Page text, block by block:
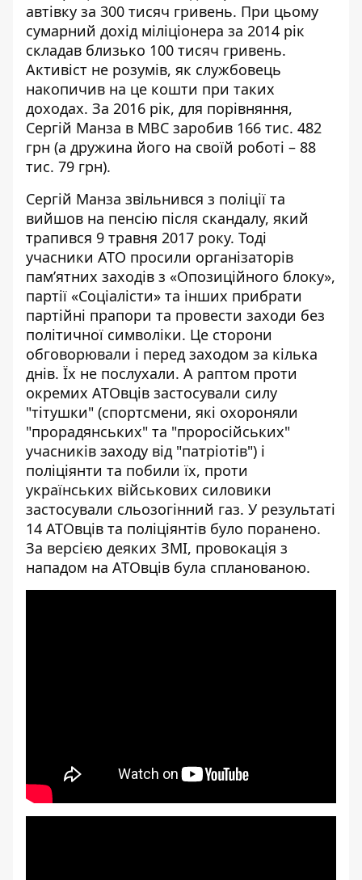
автівку за 300 тисяч гривень. При цьому
сумарний дохід міліціонера за 2014 рік
складав близько 100 тисяч гривень.
Активіст не розумів, як службовець
накопичив на це кошти при таких
доходах. За 2016 рік, для порівняння,
Сергій Манза в МВС заробив 166 тис. 482
грн (а дружина його на своїй роботі – 88
тис. 79 грн).
Сергій Манза звільнився з поліції та
вийшов на пенсію після скандалу, який
трапився 9 травня 2017 року. Тоді
учасники АТО просили організаторів
пам’ятних заходів з «Опозиційного блоку»,
партії «Соціалісти» та інших прибрати
партійні прапори та провести заходи без
політичної символіки. Це сторони
обговорювали і перед заходом за кілька
днів. Їх не послухали. А раптом проти
окремих АТОвців застосували силу
"тітушки" (спортсмени, які охороняли
"прорадянських" та "проросійських"
учасників заходу від "патріотів") і
поліціянти та побили їх, проти
українських військових силовики
застосували сльозогінний газ. У результаті
14 АТОвців та поліціянтів було поранено.
За версією деяких ЗМІ, провокація з
нападом на АТОвців була спланованою.